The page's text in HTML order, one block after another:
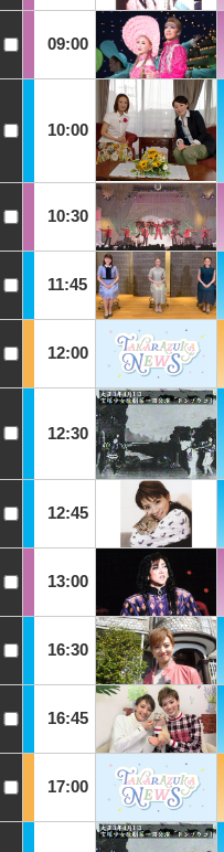
09:00
10:00
10:30
11:45
12:00
12:30
12:45
13:00
16:30
16:45
17:00